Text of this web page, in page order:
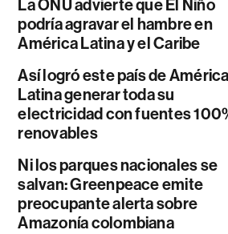
La ONU advierte que El Niño
podría agravar el hambre en
América Latina y el Caribe
Así logró este país de América
Latina generar toda su
electricidad con fuentes
renovables
Ni los parques nacionales se
salvan: Greenpeace emite
preocupante alerta sobre
Amazonía colombiana